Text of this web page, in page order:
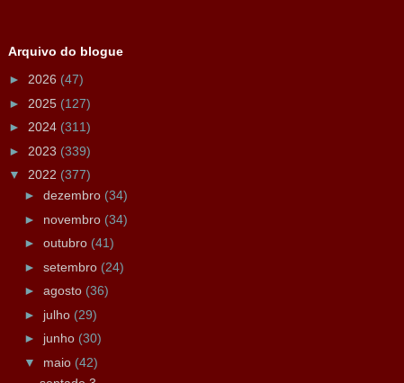
Arquivo do blogue
► 2026 (47)
► 2025 (127)
► 2024 (311)
► 2023 (339)
▼ 2022 (377)
► dezembro (34)
► novembro (34)
► outubro (41)
► setembro (24)
► agosto (36)
► julho (29)
► junho (30)
▼ maio (42)